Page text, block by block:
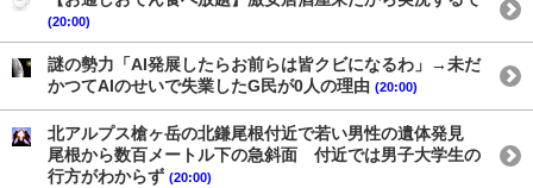
(20:00)
謎の勢力「AI発展したらお前らは皆クビになるわ」→未だ
かつてAIのせいで失業したG民が0人の理由 (20:00)
北アルプス槍ヶ岳の北鎌尾根付近で若い男性の遺体発見
尾根から数百メートル下の急斜面 付近では男子大学生の
行方がわからず (20:00)